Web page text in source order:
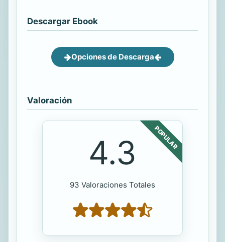
Descargar Ebook
Opciones de Descarga
Valoración
POPULAR
4.3
93 Valoraciones Totales